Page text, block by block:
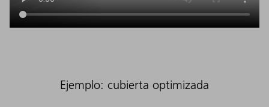
Ejemplo: cubierta optimizada